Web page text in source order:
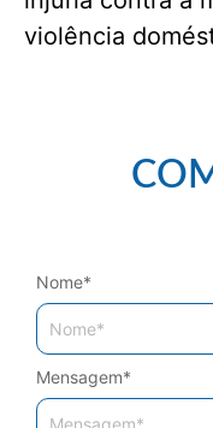
violência
Mensagem*
Nome*